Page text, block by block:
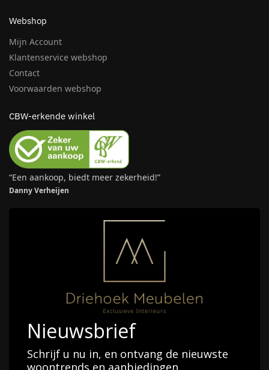
Webshop
Mijn Account
Klantenservice webshop
Contact
Voorwaarden webshop
CBW-erkende winkel
“Een aankoop, biedt meer zekerheid!”
Danny Verheijen
Nieuwsbrief
Schrijf u nu in, en ontvang de nieuwste
woontrends en aanbiedingen.